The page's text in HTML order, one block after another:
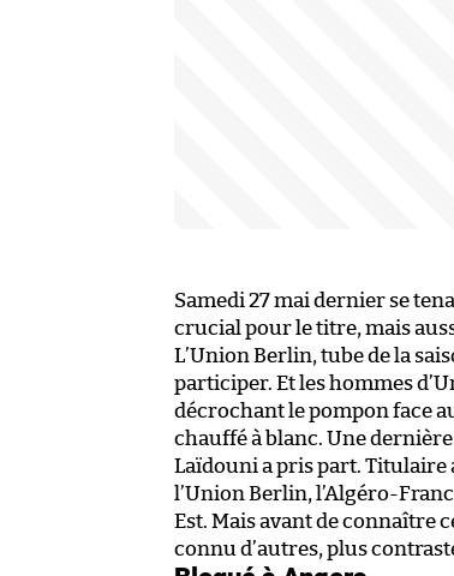
Samedi 27 mai dernier se
crucial pour le titre, mais
L’Union Berlin, tube de la
participer. Et les hommes
décrochant le pompon face
chauffé à blanc. Une
Laïdouni a pris part. Titulaire
l’Union Berlin, l’Algéro-
Est. Mais avant de connaître
connu d’autres, plus